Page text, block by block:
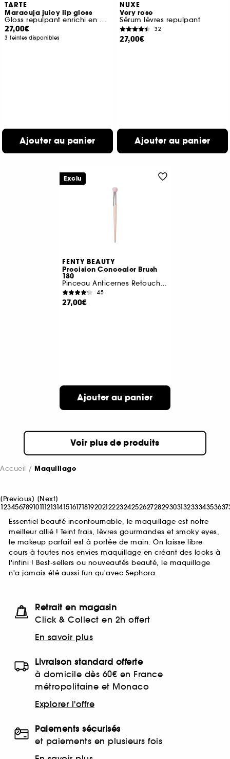
TARTE
Maracuja juicy lip gloss
Gloss repulpant enrichi en peptides
27,00€
3 teintes disponibles
Ajouter au panier
NUXE
Very rose
Sérum lèvres repulpant
32
27,00€
Ajouter au panier
FENTY BEAUTY
Precision Concealer Brush
180
Pinceau Anticernes Retouche Instantanée
45
27,00€
Ajouter au panier
Exclu
Voir plus de produits
Accueil Maquillage
[Previous] [Next]
12345678910111213141516171819202122232425262728293031323334353637
Essentiel beauté incontournable, le maquillage est notre
meilleur allié ! Teint frais, lèvres gourmandes et smoky eyes,
le makeup parfait est à portée de main. On laisse libre
cours à toutes nos envies maquillage en créant des looks à
l'infini ! Best-sellers ou nouveautés beauté, le maquillage
n'a jamais été aussi fun qu'avec Sephora.
Retrait en magasin
Click & Collect en 2h offert
En savoir plus
Livraison standard offerte
à domicile dès 60€ en France
métropolitaine et Monaco
Explorer l'offre
Paiements sécurisés
et paiements en plusieurs fois